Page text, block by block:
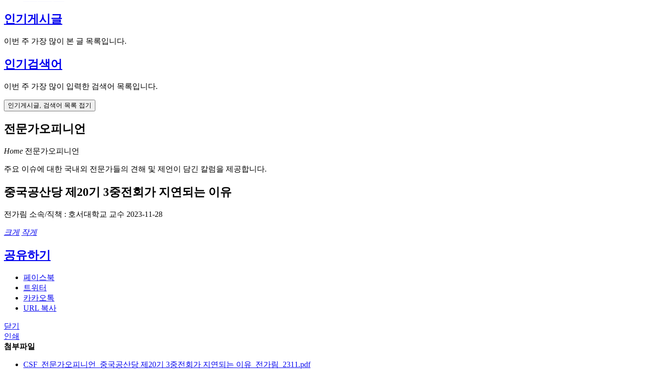
인기게시글
이번 주 가장 많이 본 글 목록입니다.
인기검색어
이번 주 가장 많이 입력한 검색어 목록입니다.
인기게시글, 검색어 목록 접기
전문가오피니언
Home 전문가오피니언
주요 이슈에 대한 국내외 전문가들의 견해 및 제언이 담긴 칼럼을 제공합니다.
중국공산당 제20기 3중전회가 지연되는 이유
전가림 소속/직책 : 호서대학교 교수 2023-11-28
크게 작게
공유하기
페이스북
트위터
카카오톡
URL 복사
닫기
인쇄
첨부파일
CSF_전문가오피니언_중국공산당 제20기 3중전회가 지연되는 이유_전가림_2311.pdf